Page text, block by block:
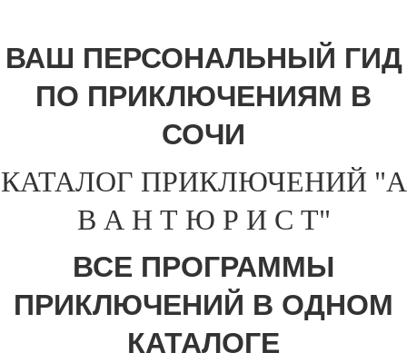
ВАШ ПЕРСОНАЛЬНЫЙ ГИД
ПО ПРИКЛЮЧЕНИЯМ В
СОЧИ
КАТАЛОГ ПРИКЛЮЧЕНИЙ "А
В А Н Т Ю Р И С Т"
ВСЕ ПРОГРАММЫ
ПРИКЛЮЧЕНИЙ В ОДНОМ
КАТАЛОГЕ